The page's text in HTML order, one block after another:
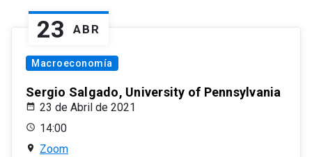
23 ABR
Macroeconomía
Sergio Salgado, University of Pennsylvania
23 de Abril de 2021
14:00
Zoom